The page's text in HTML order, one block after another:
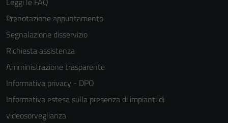
Prenotazione appuntamento
Segnalazione disservizio
Richiesta assistenza
Amministrazione trasparente
Informativa privacy - DPO
Informativa estesa sulla presenza di impianti di
videosorveglianza